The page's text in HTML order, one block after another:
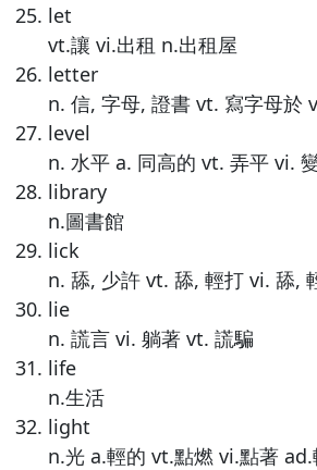
let
vt.讓 vi.出租 n.出租屋
letter
n. 信, 字母, 證書 vt. 寫字母於
level
n. 水平 a. 同高的 vt. 弄平 vi.
library
n.圖書館
lick
n. 舔, 少許 vt. 舔, 輕打 vi. 舔,
lie
n. 謊言 vi. 躺著 vt. 謊騙
life
n.生活
light
n.光 a.輕的 vt.點燃 vi.點著